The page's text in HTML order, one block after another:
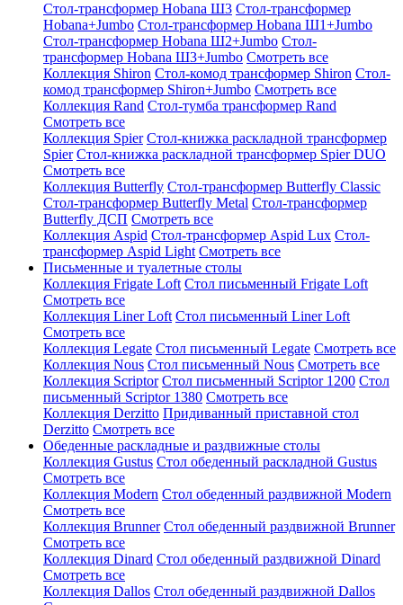
Стол-трансформер Hobana Ш3 Стол-трансформер
Hobana+Jumbo Стол-трансформер Hobana Ш1+Jumbo
Стол-трансформер Hobana Ш2+Jumbo Стол-
трансформер Hobana Ш3+Jumbo Смотреть все
Коллекция Shiron Стол-комод трансформер Shiron Стол-
комод трансформер Shiron+Jumbo Смотреть все
Коллекция Rand Стол-тумба трансформер Rand
Смотреть все
Коллекция Spier Стол-книжка раскладной трансформер
Spier Стол-книжка раскладной трансформер Spier DUO
Смотреть все
Коллекция Butterfly Стол-трансформер Butterfly Classic
Стол-трансформер Butterfly Metal Стол-трансформер
Butterfly ДСП Смотреть все
Коллекция Aspid Стол-трансформер Aspid Lux Стол-
трансформер Aspid Light Смотреть все
Письменные и туалетные столы
Коллекция Frigate Loft Стол письменный Frigate Loft
Смотреть все
Коллекция Liner Loft Стол письменный Liner Loft
Смотреть все
Коллекция Legate Стол письменный Legate Смотреть все
Коллекция Nous Стол письменный Nous Смотреть все
Коллекция Scriptor Стол письменный Scriptor 1200 Стол
письменный Scriptor 1380 Смотреть все
Коллекция Derzitto Придиванный приставной стол
Derzitto Смотреть все
Обеденные раскладные и раздвижные столы
Коллекция Gustus Стол обеденный раскладной Gustus
Смотреть все
Коллекция Modern Стол обеденный раздвижной Modern
Смотреть все
Коллекция Brunner Стол обеденный раздвижной Brunner
Смотреть все
Коллекция Dinard Стол обеденный раздвижной Dinard
Смотреть все
Коллекция Dallos Стол обеденный раздвижной Dallos